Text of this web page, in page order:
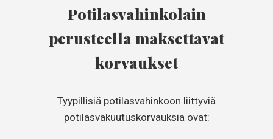
Potilasvahinkolain
perusteella maksettavat
korvaukset
Tyypillisiä potilasvahinkoon liittyviä
potilasvakuutuskorvauksia ovat: